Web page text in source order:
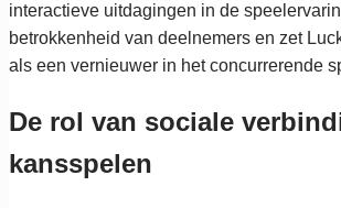
interactieve uitdagingen in de
betrokkenheid van deelnemers en zet
als een vernieuwer in het concurrerende
De rol van sociale
kansspelen